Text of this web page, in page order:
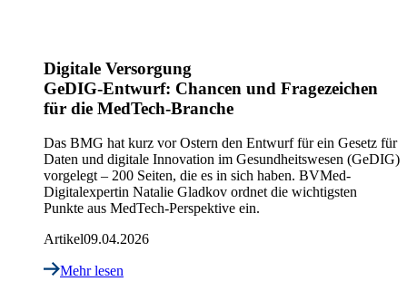
Digitale Versorgung
GeDIG-Entwurf: Chancen und Fragezeichen
für die MedTech-Branche
Das BMG hat kurz vor Ostern den Entwurf für ein Gesetz für
Daten und digitale Innovation im Gesundheitswesen (GeDIG)
vorgelegt – 200 Seiten, die es in sich haben. BVMed-
Digitalexpertin Natalie Gladkov ordnet die wichtigsten
Punkte aus MedTech-Perspektive ein.
Artikel09.04.2026
Mehr lesen